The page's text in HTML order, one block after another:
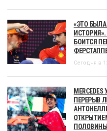
«ЭТО
БОИТСЯ
Сегодня в
ПЕРЕРЫВ